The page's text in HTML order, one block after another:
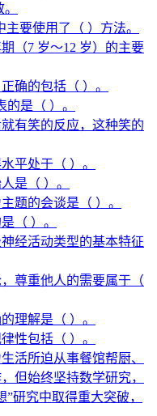
主要使用了（ ）方法。
（7 岁～12 岁）的主要
确的包括（ ）。
的是（ ）。
有笑的反应，这种笑的
平处于（ ）。
是（ ）。
题的会谈是（ ）。
（ ）。
经活动类型的基本特征
尊重他人的需要属于（
理解是（ ）。
性包括（ ）。
活所迫从事餐馆帮厨、
但始终坚持数学研究，
研究中取得重大突破，